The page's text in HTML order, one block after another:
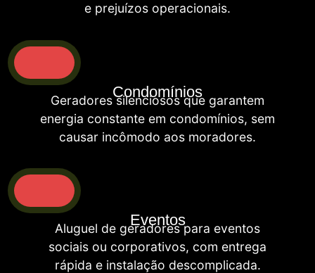
e prejuízos operacionais.
Condomínios
Geradores silenciosos que garantem
energia constante em condomínios, sem
causar incômodo aos moradores.
Eventos
Aluguel de geradores para eventos
sociais ou corporativos, com entrega
rápida e instalação descomplicada.